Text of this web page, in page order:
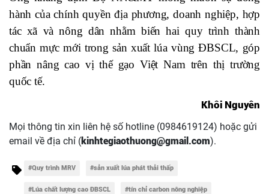
hành của chính quyền địa phương, doanh nghiệp, hợp
tác xã và nông dân nhằm biến hai quy trình thành
chuẩn mực mới trong sản xuất lúa vùng ĐBSCL, góp
phần nâng cao vị thế gạo Việt Nam trên thị trường
quốc tế.
Khôi Nguyên
Mọi thông tin xin liên hệ số hotline (0984619124) hoặc gửi
email về địa chỉ (kinhtegiaothuong@gmail.com).
#Quy trình MRV #sản xuất lúa phát thải thấp
#Lúa chất lượng cao ĐBSCL #tín chỉ carbon nông nghiệp